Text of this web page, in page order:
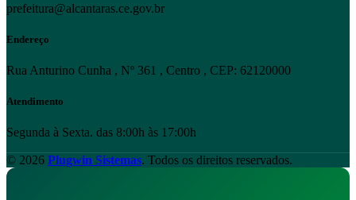
prefeitura@alcantaras.ce.gov.br
Endereço
Rua Anturino Cunha , Nº 361 , Centro , CEP: 62120000
Atendimento
Segunda à Sexta. das 8:00h às 17:00h
© 2026 Plugwin Sistemas. Todos os direitos reservados.